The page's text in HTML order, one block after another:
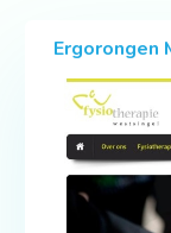
Ergorongen